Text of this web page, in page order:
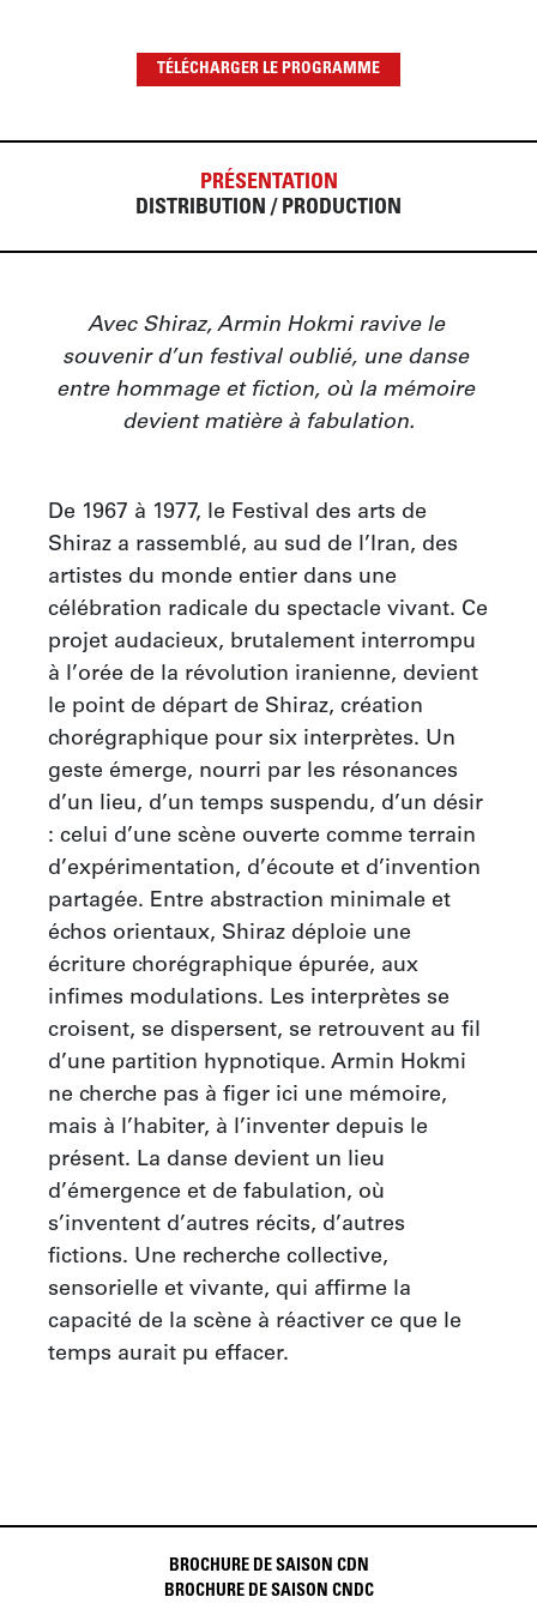
TÉLÉCHARGER LE PROGRAMME
PRÉSENTATION
DISTRIBUTION / PRODUCTION
Avec Shiraz, Armin Hokmi ravive le
souvenir d’un festival oublié, une danse
entre hommage et fiction, où la mémoire
devient matière à fabulation.
De 1967 à 1977, le Festival des arts de
Shiraz a rassemblé, au sud de l’Iran, des
artistes du monde entier dans une
célébration radicale du spectacle vivant. Ce
projet audacieux, brutalement interrompu
à l’orée de la révolution iranienne, devient
le point de départ de Shiraz, création
chorégraphique pour six interprètes. Un
geste émerge, nourri par les résonances
d’un lieu, d’un temps suspendu, d’un désir
: celui d’une scène ouverte comme terrain
d’expérimentation, d’écoute et d’invention
partagée. Entre abstraction minimale et
échos orientaux, Shiraz déploie une
écriture chorégraphique épurée, aux
infimes modulations. Les interprètes se
croisent, se dispersent, se retrouvent au fil
d’une partition hypnotique. Armin Hokmi
ne cherche pas à figer ici une mémoire,
mais à l’habiter, à l’inventer depuis le
présent. La danse devient un lieu
d’émergence et de fabulation, où
s’inventent d’autres récits, d’autres
fictions. Une recherche collective,
sensorielle et vivante, qui affirme la
capacité de la scène à réactiver ce que le
temps aurait pu effacer.
BROCHURE DE SAISON CDN
BROCHURE DE SAISON CNDC